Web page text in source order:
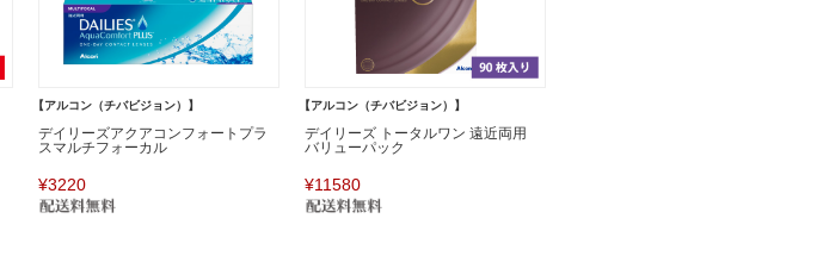
【アルコン（チバビジョン）】
デイリーズアクアコンフォートプラ
スマルチフォーカル
¥3220
【アルコン（チバビジョン）】
デイリーズ トータルワン 遠近両用
バリューパック
¥11580